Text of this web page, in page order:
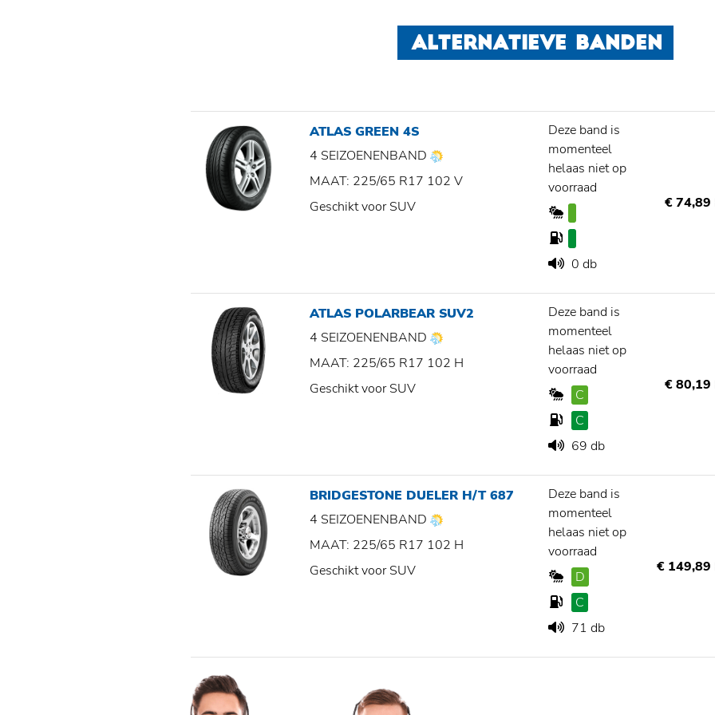
ALTERNATIEVE BANDEN
ATLAS GREEN 4S
4 SEIZOENENBAND
MAAT: 225/65 R17 102 V
Geschikt voor SUV
Deze band is
momenteel
helaas niet op
voorraad
0 db
€ 74,89
ATLAS POLARBEAR SUV2
4 SEIZOENENBAND
MAAT: 225/65 R17 102 H
Geschikt voor SUV
Deze band is
momenteel
helaas niet op
voorraad
C
C
69 db
€ 80,19
BRIDGESTONE DUELER H/T 687
4 SEIZOENENBAND
MAAT: 225/65 R17 102 H
Geschikt voor SUV
Deze band is
momenteel
helaas niet op
voorraad
D
C
71 db
€ 149,89